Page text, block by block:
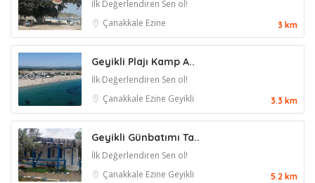
İlk Değerlendiren Sen ol!
Çanakkale Ezine 3 km
Geyikli Plajı Kamp A..
İlk Değerlendiren Sen ol!
Çanakkale Ezine Geyikli 3.3 km
Geyikli Günbatımı Ta..
İlk Değerlendiren Sen ol!
Çanakkale Ezine Geyikli 5.2 km